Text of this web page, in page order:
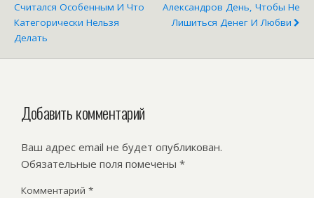
Считался Особенным И Что
Категорически Нельзя
Делать
Александров День, Чтобы Не
Лишиться Денег И Любви
Добавить комментарий
Ваш адрес email не будет опубликован.
Обязательные поля помечены *
Комментарий *